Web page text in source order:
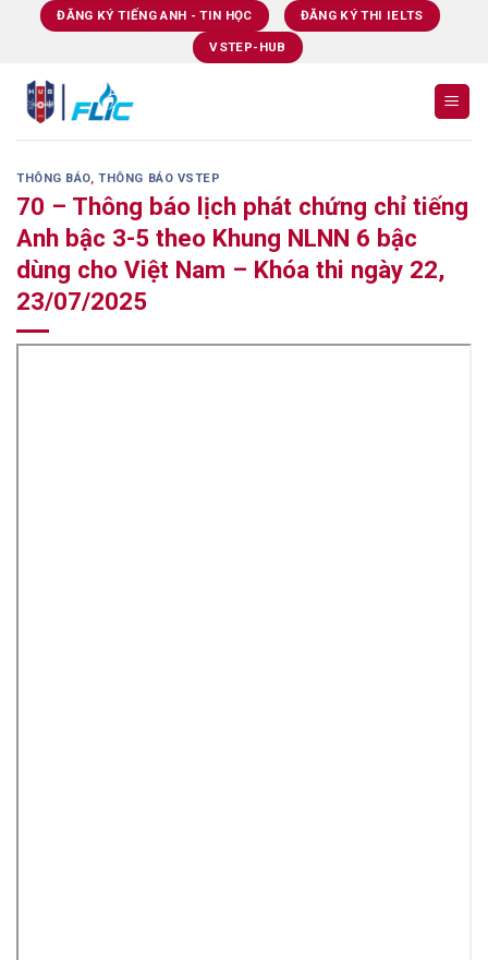
ĐĂNG KÝ TIẾNG ANH - TIN HỌC ĐĂNG KÝ THI IELTS
VSTEP-HUB
THÔNG BÁO,THÔNG BÁO VSTEP
70 – Thông báo lịch phát chứng chỉ tiếng
Anh bậc 3-5 theo Khung NLNN 6 bậc
dùng cho Việt Nam – Khóa thi ngày 22,
23/07/2025